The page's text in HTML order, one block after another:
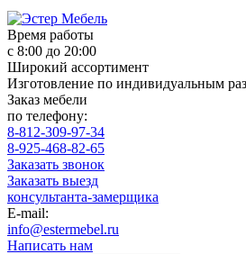
Время работы
с 8:00 до 20:00
Широкий ассортимент
Изготовление по индивидуальным
Заказ мебели
по телефону:
8-812-309-97-34
8-925-468-82-65
Заказать звонок
Заказать выезд
консультанта-замерщика
E-mail:
info@estermebel.ru
Написать нам